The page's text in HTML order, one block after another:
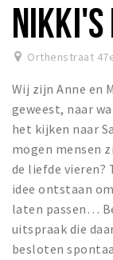
Musea, theaters
Uitjes &
Toeristische
Natuurgebieden
Baroniepoorten
Sport
Andere City
NIKKI'S
Orthenstraat
Wij zijn Anne en
geweest, naar
het kijken naar
mogen mensen
de liefde vieren?
idee ontstaan
laten passen…
uitspraak die
besloten